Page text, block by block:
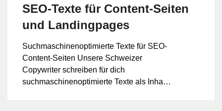
SEO-Texte für Content-Seiten
und Landingpages
Suchmaschinenoptimierte Texte für SEO-
Content-Seiten Unsere Schweizer
Copywriter schreiben für dich
suchmaschinenoptimierte Texte als Inhalte